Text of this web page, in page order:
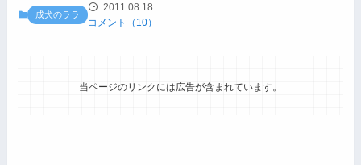
成犬のララ
2011.08.18
コメント（10）
当ページのリンクには広告が含まれています。